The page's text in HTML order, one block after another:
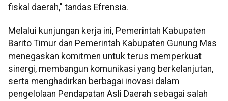
fiskal daerah," tandas Efrensia.
Melalui kunjungan kerja ini, Pemerintah Kabupaten
Barito Timur dan Pemerintah Kabupaten Gunung Mas
menegaskan komitmen untuk terus memperkuat
sinergi, membangun komunikasi yang berkelanjutan,
serta menghadirkan berbagai inovasi dalam
pengelolaan Pendapatan Asli Daerah sebagai salah